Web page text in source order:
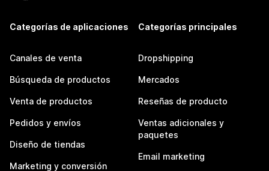
Categorías de aplicaciones
Canales de venta
Búsqueda de productos
Venta de productos
Pedidos y envíos
Diseño de tiendas
Marketing y conversión
Categorías principales
Dropshipping
Mercados
Reseñas de producto
Ventas adicionales y
paquetes
Email marketing